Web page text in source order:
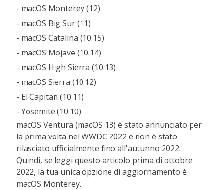
- macOS Monterey (12)
- macOS Big Sur (11)
- macOS Catalina (10.15)
- macOS Mojave (10.14)
- macOS High Sierra (10.13)
- macOS Sierra (10.12)
- El Capitan (10.11)
- Yosemite (10.10)
macOS Ventura (macOS 13) è stato annunciato per
la prima volta nel WWDC 2022 e non è stato
rilasciato ufficialmente fino all'autunno 2022.
Quindi, se leggi questo articolo prima di ottobre
2022, la tua unica opzione di aggiornamento è
macOS Monterey.